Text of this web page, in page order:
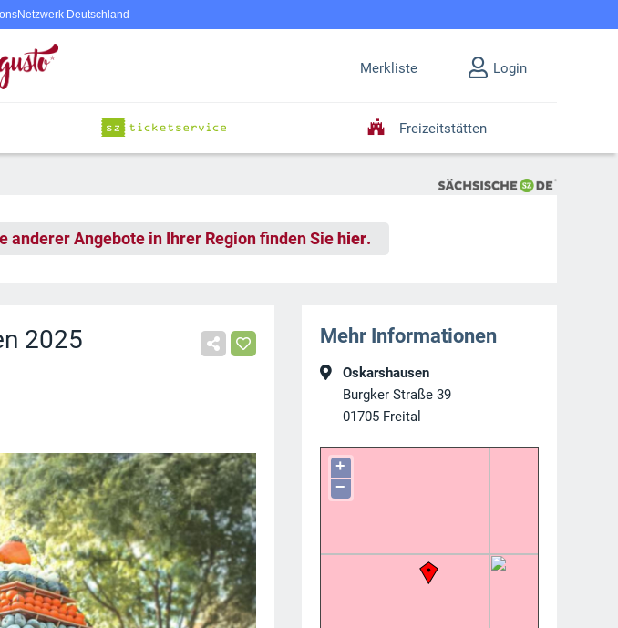
Deutschland
Merkliste Login
Freizeitstätten
anderer Angebote in Ihrer Region finden Sie hier.
2025
Mehr Informationen
Oskarshausen
Burgker Straße 39
01705 Freital
+
−